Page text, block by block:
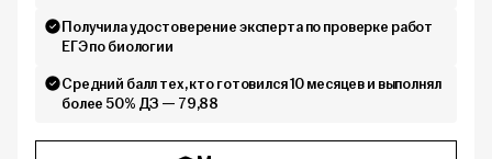
Получила удостоверение эксперта по проверке работ
ЕГЭ по биологии
Средний балл тех, кто готовился 10 месяцев и выполнял
более 50% ДЗ — 79,88